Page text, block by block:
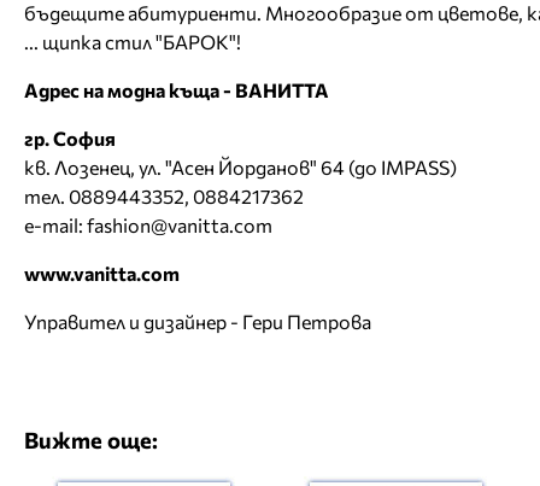
бъдещите абитуриенти. Многообразие от цветове,
... щипка стил "БАРОК"!
Адрес на модна къща - ВАНИТТА
гр. София
кв. Лозенец, ул. "Асен Йорданов" 64 (до IMPASS)
тел. 0889443352, 0884217362
e-mail: fashion@vanitta.com
www.vanitta.com
Управител и дизайнер - Гери Петрова
Вижте още: